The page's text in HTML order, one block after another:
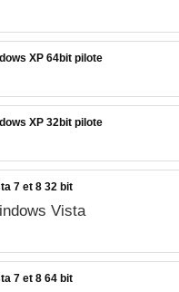
XP 64bit pilote
XP 32bit pilote
7 et 8 32 bit
Vista
7 et 8 64 bit